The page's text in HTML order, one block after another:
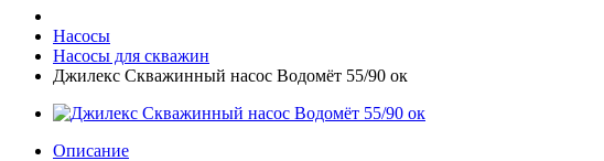
Насосы
Насосы для скважин
Джилекс Скважинный насос Водомёт 55/90 ок
Описание